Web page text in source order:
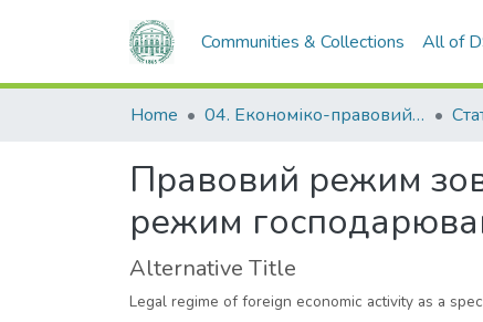
Communities & Collections All of
Home 04. Економіко-правовий факультет
Правовий режим
режим
Alternative Title
Legal regime of foreign economic activity as a